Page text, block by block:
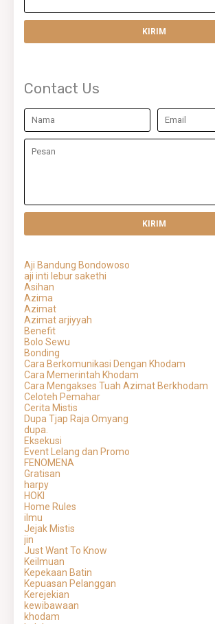
Contact Us
Aji Bandung Bondowoso
aji inti lebur sakethi
Asihan
Azima
Azimat
Azimat arjiyyah
Benefit
Bolo Sewu
Bonding
Cara Berkomunikasi Dengan Khodam
Cara Memerintah Khodam
Cara Mengakses Tuah Azimat Berkhodam
Celoteh Pemahar
Cerita Mistis
Dupa Tjap Raja Omyang
dupa.
Eksekusi
Event Lelang dan Promo
FENOMENA
Gratisan
harpy
HOKI
Home Rules
ilmu
Jejak Mistis
jin
Just Want To Know
Keilmuan
Kepekaan Batin
Kepuasan Pelanggan
Kerejekian
kewibawaan
khodam